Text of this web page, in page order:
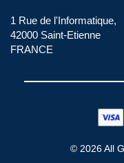
1 Rue de l'Informatique,
42000 Saint-Etienne
FRANCE
© 2026 All